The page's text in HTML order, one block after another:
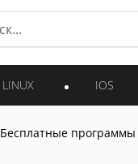
LINUX IOS
Бесплатные программы